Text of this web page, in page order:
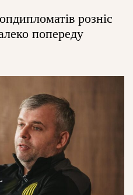
розніс
попереду